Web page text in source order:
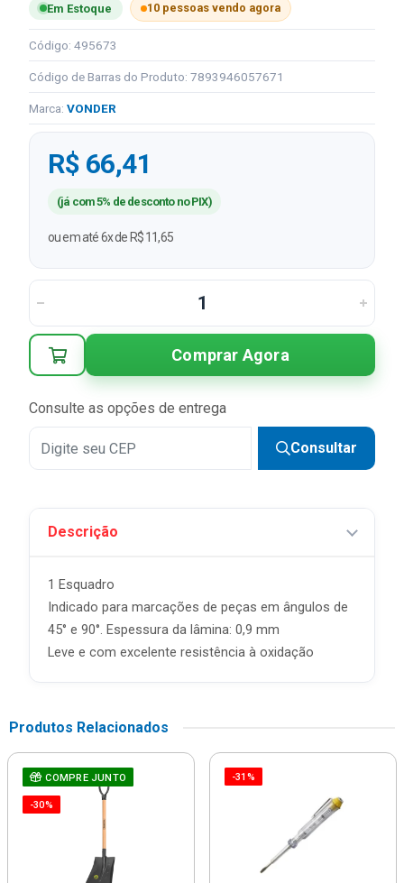
Em Estoque 10 pessoas vendo agora
Código: 495673
Código de Barras do Produto: 7893946057671
Marca: VONDER
R$ 66,41
(já com 5% de desconto no PIX)
ou em até 6x de R$ 11,65
Comprar Agora
Consulte as opções de entrega
Consultar
Descrição
1 Esquadro
Indicado para marcações de peças em ângulos de
45° e 90°. Espessura da lâmina: 0,9 mm
Leve e com excelente resistência à oxidação
Produtos Relacionados
COMPRE JUNTO
-30%
-31%